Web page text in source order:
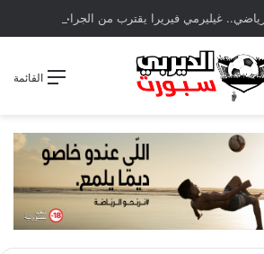
القائمة